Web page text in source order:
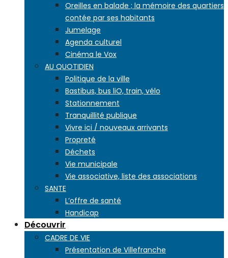
Oreilles en balade ; la mémoire des quartiers
contée par ses habitants
Jumelage
Agenda culturel
Cinéma le Vox
AU QUOTIDIEN
Politique de la ville
Bastibus, bus liO, train, vélo
Stationnement
Tranquillité publique
Vivre ici / nouveaux arrivants
Propreté
Déchets
Vie municipale
Vie associative, liste des associations
SANTE
L’offre de santé
Handicap
Découvrir
CADRE DE VIE
Présentation de Villefranche